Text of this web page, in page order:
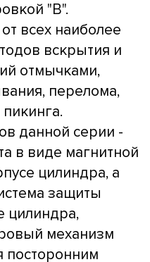
"B".
всех наиболее
вскрытия и
отмычками,
перелома,
данной серии -
в виде магнитной
цилиндра, а
защиты
цилиндра,
механизм
посторонним